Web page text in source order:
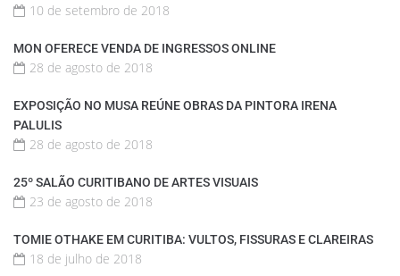
10 de setembro de 2018
MON OFERECE VENDA DE INGRESSOS ONLINE
28 de agosto de 2018
EXPOSIÇÃO NO MUSA REÚNE OBRAS DA PINTORA IRENA
PALULIS
28 de agosto de 2018
25º SALÃO CURITIBANO DE ARTES VISUAIS
23 de agosto de 2018
TOMIE OTHAKE EM CURITIBA: VULTOS, FISSURAS E CLAREIRAS
18 de julho de 2018